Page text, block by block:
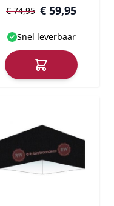
€ 59,95
€ 74,95
Snel leverbaar